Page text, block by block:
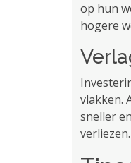
op hun
hogere
vlakken.
sneller
verliezen.